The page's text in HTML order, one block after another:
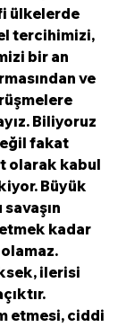
ülkelerde
tercihimizi,
bir an
ve
Biliyoruz
fakat
olarak kabul
Büyük
kadar
ilerisi
etmesi, ciddi